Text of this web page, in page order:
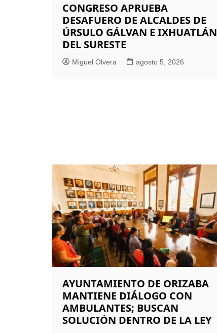
CONGRESO APRUEBA
DESAFUERO DE ALCALDES DE
ÚRSULO GÁLVAN E IXHUATLÁN
DEL SURESTE
Miguel Olvera agosto 5, 2026
AYUNTAMIENTO DE ORIZABA
MANTIENE DIÁLOGO CON
AMBULANTES; BUSCAN
SOLUCIÓN DENTRO DE LA LEY